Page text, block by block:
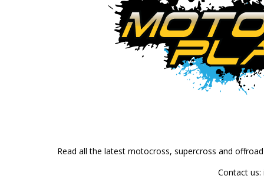
Read all the latest motocross, supercross and
Contact us: